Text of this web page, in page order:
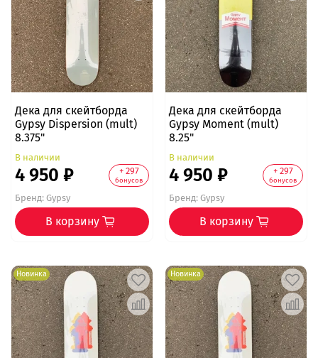
Дека для скейтборда
Gypsy Dispersion (mult)
8.375"
В наличии
4 950 ₽ + 297
бонусов
Бренд:Gypsy
В корзину
Дека для скейтборда
Gypsy Moment (mult)
8.25"
В наличии
4 950 ₽ + 297
бонусов
Бренд:Gypsy
В корзину
Новинка Новинка